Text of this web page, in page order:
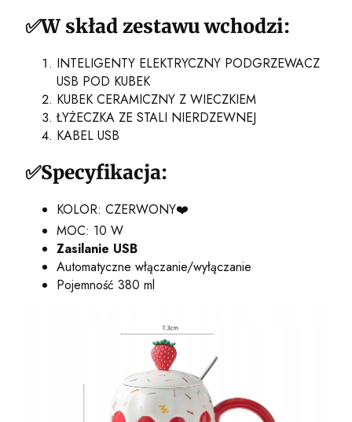
✅W skład zestawu wchodzi:
INTELIGENTY ELEKTRYCZNY PODGRZEWACZ
USB POD KUBEK
KUBEK CERAMICZNY Z WIECZKIEM
ŁYŻECZKA ZE STALI NIERDZEWNEJ
KABEL USB
✅Specyfikacja:
KOLOR: CZERWONY❤️
MOC: 10 W
Zasilanie USB
Automatyczne włączanie/wyłączanie
Pojemność 380 ml